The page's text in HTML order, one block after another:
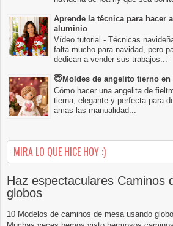
Aprende la técnica para hacer
aluminio
Vídeo tutorial - Técnicas
falta mucho para navidad, pero
dedican a vender sus trabajos...
😇Moldes de angelito tierno
Cómo hacer una angelita de
tierna, elegante y perfecta para
amas las manualidad...
MIRA LO QUE HICE HOY :)
Haz espectaculares Caminos
globos
10 Modelos de caminos de mesa usando